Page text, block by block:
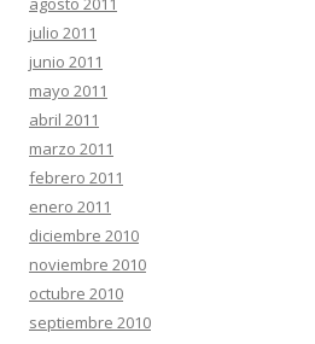
julio 2011
junio 2011
mayo 2011
abril 2011
marzo 2011
febrero 2011
enero 2011
diciembre 2010
noviembre 2010
octubre 2010
septiembre 2010